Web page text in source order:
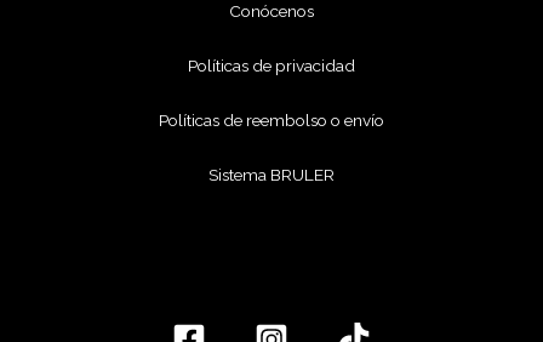
Conócenos
Políticas de privacidad
Políticas de reembolso o envío
Sistema BRULER